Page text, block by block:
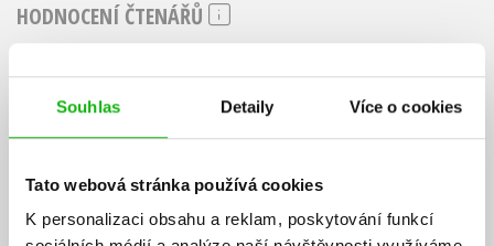
Souhlas Detaily Více o cookies
Tato webová stránka používá cookies
K personalizaci obsahu a reklam, poskytování funkcí
HODNOCENÍ ČTENÁŘŮ
Přihlásit